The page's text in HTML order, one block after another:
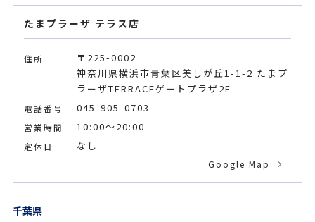
たまプラーザ テラス店
住所
〒225-0002
神奈川県横浜市青葉区美しが丘1-1-2 たまプ
ラーザTERRACEゲートプラザ2F
電話番号 045-905-0703
営業時間 10:00～20:00
定休日 なし
Google Map
千葉県